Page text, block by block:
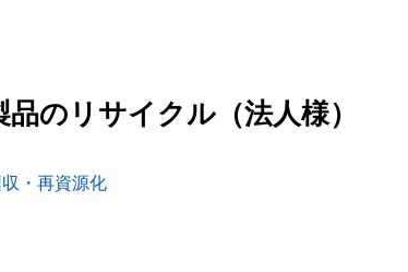
のリサイクル（法人様）
・再資源化